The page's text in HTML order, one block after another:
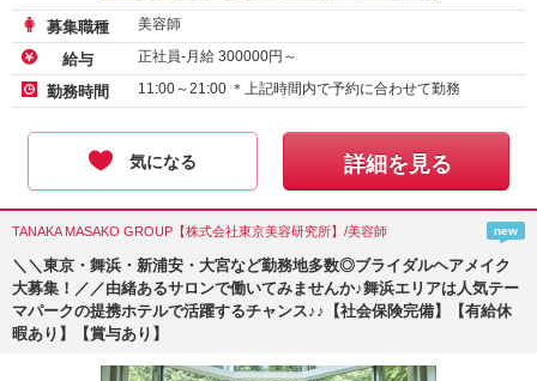
募集職種 美容師
給与 正社員-月給 300000円～
勤務時間 11:00～21:00 ＊上記時間内で予約に合わせて勤務
気になる 詳細を見る
TANAKA MASAKO GROUP【株式会社東京美容研究所】/美容師 new
＼＼東京・舞浜・新浦安・大宮など勤務地多数◎ブライダルヘアメイク
大募集！／／由緒あるサロンで働いてみませんか♪舞浜エリアは人気テー
マパークの提携ホテルで活躍するチャンス♪♪【社会保険完備】【有給休
暇あり】【賞与あり】